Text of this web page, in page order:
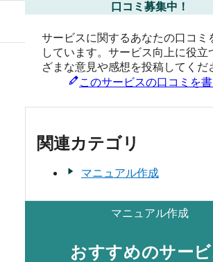
口コミ募集中！
サービスに関するあなたの口コミ
しています。サービス向上に役立
ざまな意見や感想を投稿してくだ
このサービスの口コミを書
関連カテゴリ
マニュアル作成
マニュアル作成
おすすめのサービ